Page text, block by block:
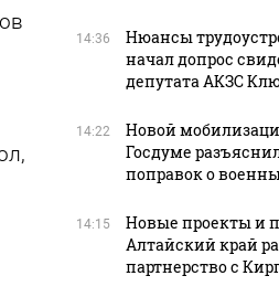
14:36
Нюансы
начал допрос
депутата АКЗС
14:22
Новой
Госдуме
поправок о
14:15
Новые проекты и
Алтайский край
партнерство с